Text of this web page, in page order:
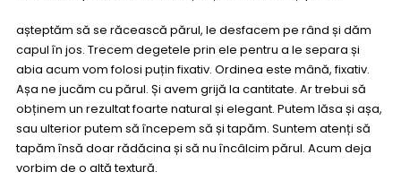
așteptăm să se răcească părul, le desfacem pe rând și dăm
capul în jos. Trecem degetele prin ele pentru a le separa și
abia acum vom folosi puțin fixativ. Ordinea este mână, fixativ.
Așa ne jucăm cu părul. Și avem grijă la cantitate. Ar trebui să
obținem un rezultat foarte natural și elegant. Putem lăsa și așa,
sau ulterior putem să începem să și tapăm. Suntem atenți să
tapăm însă doar rădăcina și să nu încâlcim părul. Acum deja
vorbim de o altă textură.